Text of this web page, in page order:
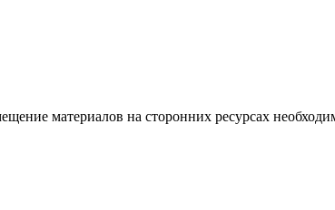
материалов на сторонних ресурсах